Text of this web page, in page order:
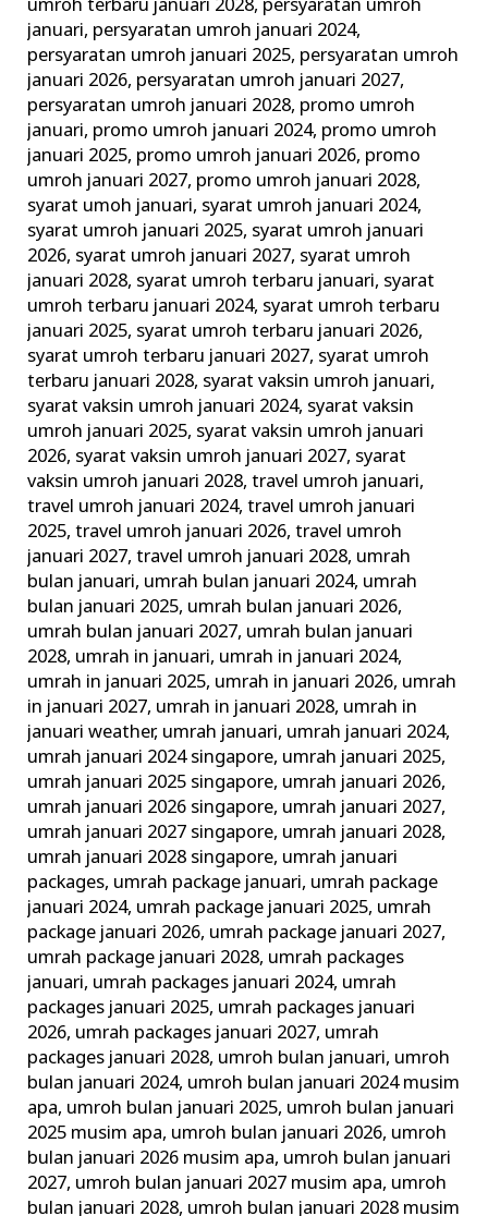
umroh terbaru januari 2028, persyaratan umroh
januari, persyaratan umroh januari 2024,
persyaratan umroh januari 2025, persyaratan umroh
januari 2026, persyaratan umroh januari 2027,
persyaratan umroh januari 2028, promo umroh
januari, promo umroh januari 2024, promo umroh
januari 2025, promo umroh januari 2026, promo
umroh januari 2027, promo umroh januari 2028,
syarat umoh januari, syarat umroh januari 2024,
syarat umroh januari 2025, syarat umroh januari
2026, syarat umroh januari 2027, syarat umroh
januari 2028, syarat umroh terbaru januari, syarat
umroh terbaru januari 2024, syarat umroh terbaru
januari 2025, syarat umroh terbaru januari 2026,
syarat umroh terbaru januari 2027, syarat umroh
terbaru januari 2028, syarat vaksin umroh januari,
syarat vaksin umroh januari 2024, syarat vaksin
umroh januari 2025, syarat vaksin umroh januari
2026, syarat vaksin umroh januari 2027, syarat
vaksin umroh januari 2028,travel umroh januari,
travel umroh januari 2024,travel umroh januari
2025,travel umroh januari 2026,travel umroh
januari 2027,travel umroh januari 2028, umrah
bulan januari, umrah bulan januari 2024, umrah
bulan januari 2025, umrah bulan januari 2026,
umrah bulan januari 2027, umrah bulan januari
2028, umrah in januari, umrah in januari 2024,
umrah in januari 2025, umrah in januari 2026, umrah
in januari 2027, umrah in januari 2028, umrah in
januari weather, umrah januari, umrah januari 2024,
umrah januari 2024 singapore, umrah januari 2025,
umrah januari 2025 singapore, umrah januari 2026,
umrah januari 2026 singapore, umrah januari 2027,
umrah januari 2027 singapore, umrah januari 2028,
umrah januari 2028 singapore, umrah januari
packages, umrah package januari, umrah package
januari 2024, umrah package januari 2025, umrah
package januari 2026, umrah package januari 2027,
umrah package januari 2028, umrah packages
januari, umrah packages januari 2024, umrah
packages januari 2025, umrah packages januari
2026, umrah packages januari 2027, umrah
packages januari 2028, umroh bulan januari, umroh
bulan januari 2024, umroh bulan januari 2024 musim
apa, umroh bulan januari 2025, umroh bulan januari
2025 musim apa, umroh bulan januari 2026, umroh
bulan januari 2026 musim apa, umroh bulan januari
2027, umroh bulan januari 2027 musim apa, umroh
bulan januari 2028, umroh bulan januari 2028 musim